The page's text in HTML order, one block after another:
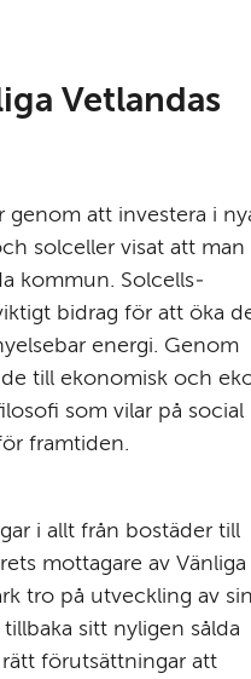
Vetlandas
genom att investera i
solceller visat att man
kommun. Solcells­
bidrag för att öka
energi. Genom
till ekonomisk och
som vilar på social
framtiden.
i allt från bostäder till
mottagare av Vänliga
tro på utveckling av
sitt nyligen sålda
förutsättningar att